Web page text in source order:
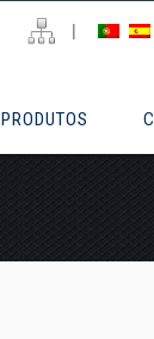
|
PRODUTOS